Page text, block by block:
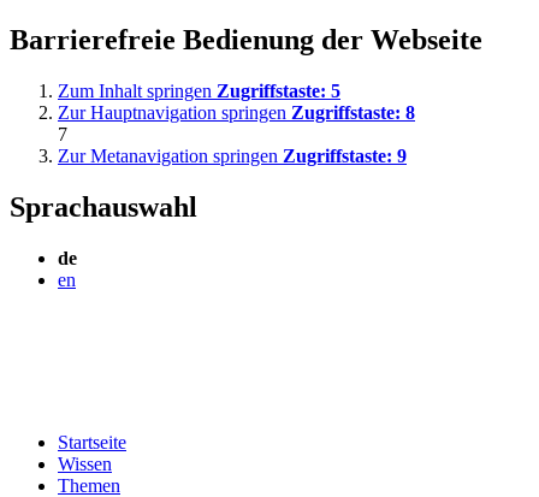
Barrierefreie Bedienung der Webseite
Zum Inhalt springen Zugriffstaste: 5
Zur Hauptnavigation springen Zugriffstaste: 8
7
Zur Metanavigation springen Zugriffstaste: 9
Sprachauswahl
de
en
Startseite
Wissen
Themen